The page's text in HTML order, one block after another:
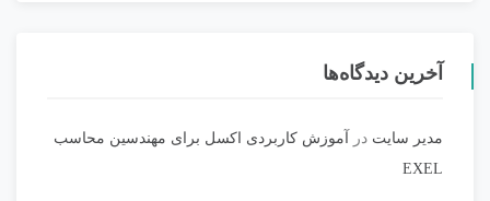
آخرین دیدگاه‌ها
مدیر سایت در
آموزش کاربردی اکسل برای مهندسین محاسب
EXEL